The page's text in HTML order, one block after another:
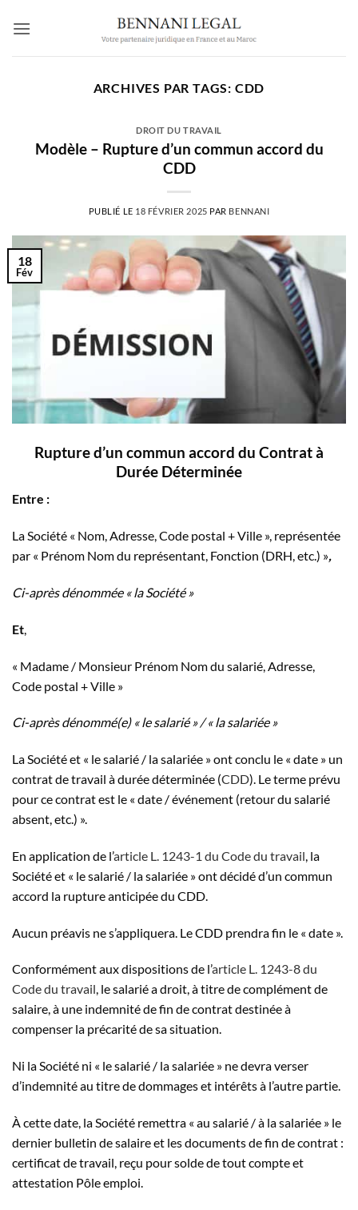
ARCHIVES PAR TAGS: CDD
DROIT DU TRAVAIL
Modèle – Rupture d’un commun accord du
CDD
PUBLIÉ LE 18 FÉVRIER 2025 PAR BENNANI
18
Fév
Rupture d’un commun accord du Contrat à
Durée Déterminée
Entre :
La Société « Nom, Adresse, Code postal + Ville », représentée
par « Prénom Nom du représentant, Fonction (DRH, etc.) »,
Ci-après dénommée « la Société »
Et
« Madame / Monsieur Prénom Nom du salarié, Adresse,
Code postal + Ville »
Ci-aprèsdénommé(e) « le salarié » / « la salariée »
La Société et « le salarié / la salariée » ont conclu le « date » un
contrat de travail à durée déterminée (CDD). Le terme prévu
pour ce contrat est le « date / événement (retour du salarié
absent, etc.) ».
En application de l’article L. 1243-1 du Code du travail, la
Société et « le salarié / la salariée » ont décidé d’un commun
accord la rupture anticipée du CDD.
Aucun préavis ne s’appliquera. Le CDD prendra fin le « date ».
Conformément aux dispositions de l’article L. 1243-8 du
Code du travail, le salarié a droit, à titre de complément de
salaire, à une indemnité de fin de contrat destinée à
compenser la précarité de sa situation.
Ni la Société ni « le salarié / la salariée » ne devra verser
d’indemnité au titre de dommages et intérêts à l’autre partie.
À cette date, la Société remettra « au salarié / à la salariée » le
dernier bulletin de salaire et les documents de fin de contrat :
certificat de travail, reçu pour solde de tout compte et
attestation Pôle emploi.